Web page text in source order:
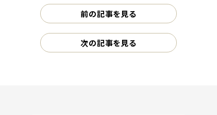
前の記事を見る
次の記事を見る